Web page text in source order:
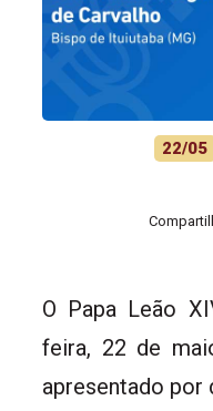
22/05
O Papa Leão
feira, 22 de
apresentado por